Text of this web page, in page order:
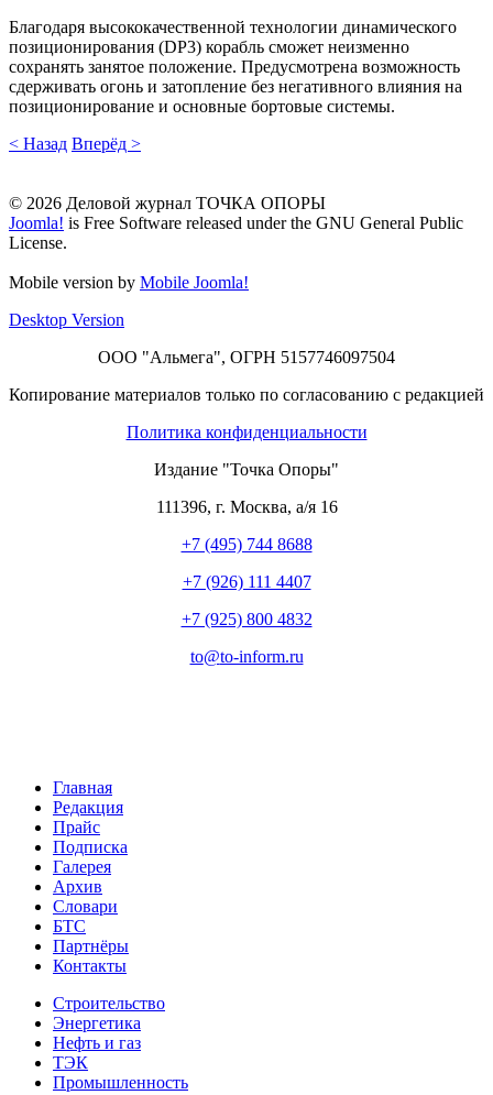
Благодаря высококачественной технологии динамического
позиционирования (DP3) корабль сможет неизменно
сохранять занятое положение. Предусмотрена возможность
сдерживать огонь и затопление без негативного влияния на
позиционирование и основные бортовые системы.
< Назад Вперёд >
© 2026 Деловой журнал ТОЧКА ОПОРЫ
Joomla! is Free Software released under the GNU General Public
License.
Mobile version by Mobile Joomla!
Desktop Version
ООО "Альмега", ОГРН 5157746097504
Копирование материалов только по согласованию с редакцией
Политика конфиденциальности
Издание "Точка Опоры"
111396, г. Москва, а/я 16
+7 (495) 744 8688
+7 (926) 111 4407
+7 (925) 800 4832
to​@​to-inform.ru
Главная
Редакция
Прайс
Подписка
Галерея
Архив
Словари
БТС
Партнёры
Контакты
Строительство
Энергетика
Нефть и газ
ТЭК
Промышленность